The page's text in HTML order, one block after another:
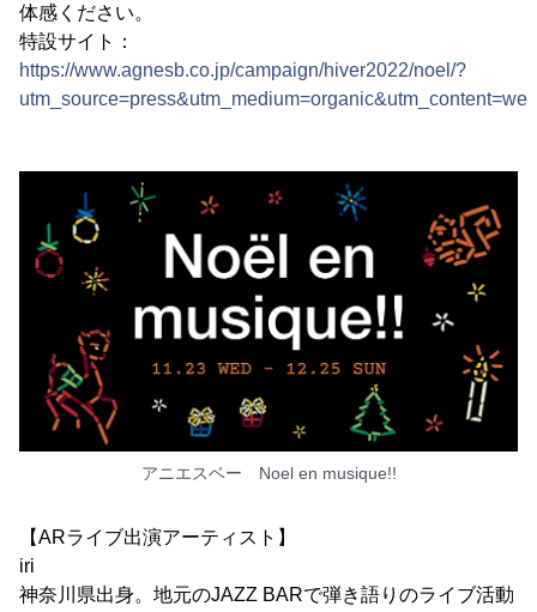
体感ください。
特設サイト：
https://www.agnesb.co.jp/campaign/hiver2022/noel/?
アニエスベー Noel en musique!!
【ARライブ出演アーティスト】
iri
神奈川県出身。地元のJAZZ BARで弾き語りのライブ活動